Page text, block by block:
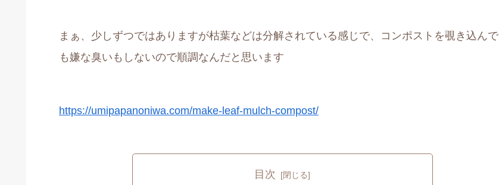
まぁ、少しずつではありますが枯葉などは分解されている感じで、コンポストを覗き込んで
も嫌な臭いもしないので順調なんだと思います
https://umipapanoniwa.com/make-leaf-mulch-compost/
目次